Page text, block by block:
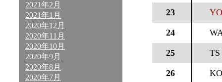
2021年2月
2021年1月
2020年12月
2020年11月
2020年10月
2020年9月
2020年8月
2020年7月
23
24
25 TS
26